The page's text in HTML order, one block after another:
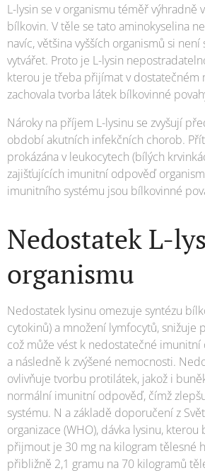
L-lysin se v organismu téměř výhradně
bílkovin. V těle se tato aminokyselina
navíc, většina vyšších organismů si není
vytvářet. Proto je L-lysin
kterou je třeba přijímat v dostatečném
zachovala tvorba látek bílkovinné
Nároky na příjem L-lysinu se zvyšují
období akutních infekčních chorob.
prokázána v leukocytech (bílých
zajišťujících imunitní odpověď
imunitního systému jsou bílkovinné
Nedostatek L-
organismu
Nedostatek lysinu omezuje syntézu
cytokinů) a množení lymfocytů, snižuje
což může vést k nedostatečné
a následně k zvýšené nemocnosti.
ovlivňuje tvorbu protilátek, jakož i
normální imunitní odpověď, čímž
systému. N a základě doporučení z
organizace (WHO), dávka lysinu,
přijmout je 30 mg na kilogram tělesné
přibližně 2,1 gramu na 70 kilogramů